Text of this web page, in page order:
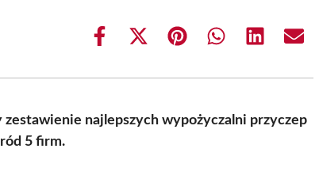
Share
Share
(Twitter)
Share Share Share Share
najlepszych wypożyczalni przyczep
5 firm.